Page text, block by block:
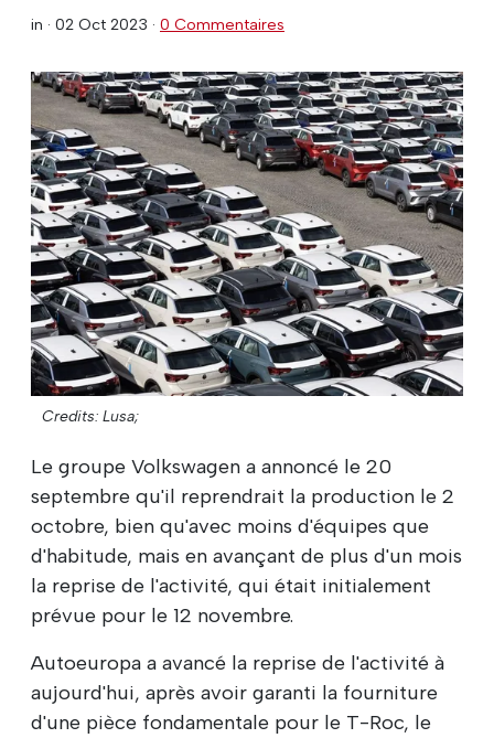
in · 02 Oct 2023 · 0 Commentaires
Credits: Lusa;
Le groupe Volkswagen a annoncé le 20
septembre qu'il reprendrait la production le 2
octobre, bien qu'avec moins d'équipes que
d'habitude, mais en avançant de plus d'un mois
la reprise de l'activité, qui était initialement
prévue pour le 12 novembre.
Autoeuropa a avancé la reprise de l'activité à
aujourd'hui, après avoir garanti la fourniture
d'une pièce fondamentale pour le T-Roc, le